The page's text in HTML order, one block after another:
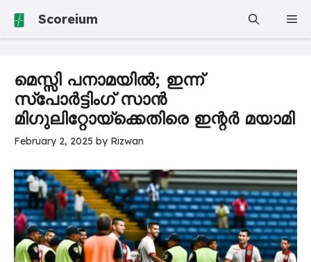
Scoreium
മെസ്സി പനാമയിൽ; ഇന്ന്
സ്പോർട്ടിംഗ് സാൻ
മിഗുലിറ്റോയ്‌ക്കെതിരെ ഇന്റർ മയാമി
February 2, 2025 by Rizwan